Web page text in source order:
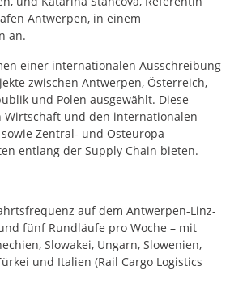
Antwerpen, in einem
an.
einer internationalen Ausschreibung
zwischen Antwerpen, Österreich,
und Polen ausgewählt. Diese
Wirtschaft und den internationalen
Zentral- und Osteuropa
entlang der Supply Chain bieten.
auf dem Antwerpen-Linz-
fünf Rundläufe pro Woche – mit
Slowakei, Ungarn, Slowenien,
und Italien (Rail Cargo Logistics